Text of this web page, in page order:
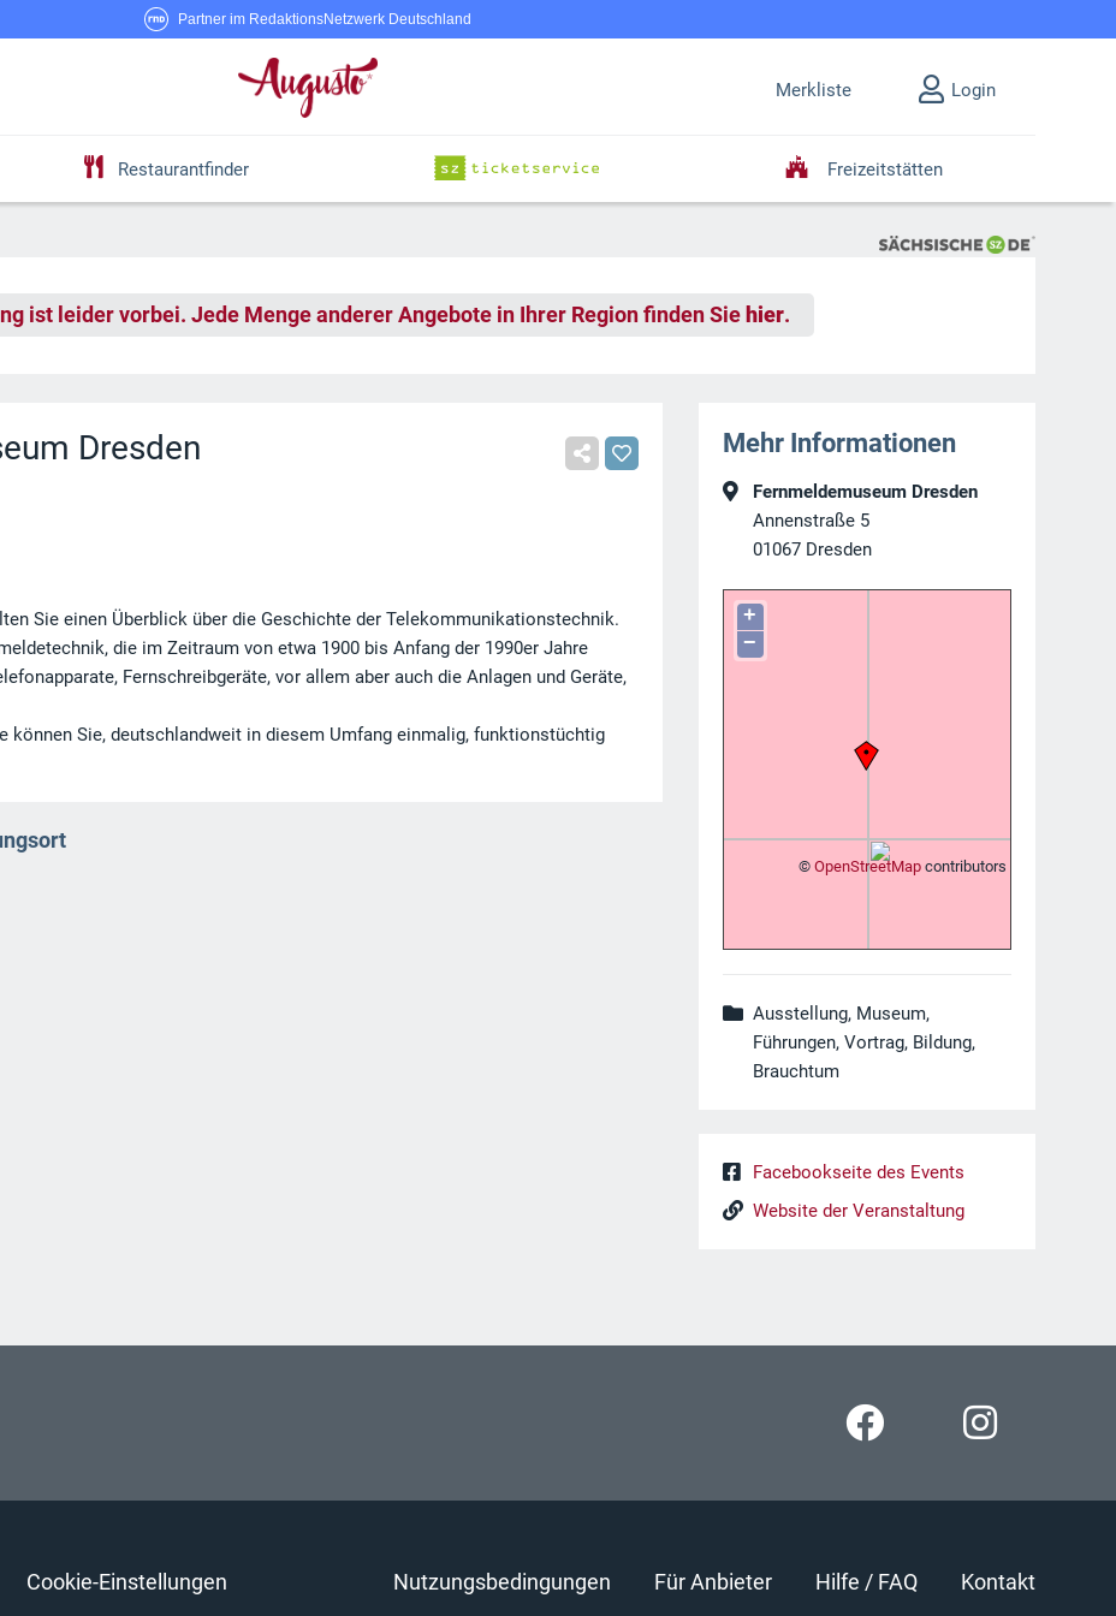
Partner im RedaktionsNetzwerk Deutschland
Merkliste Login
Restaurantfinder Freizeitstätten
ist leider vorbei. Jede Menge anderer Angebote in Ihrer Region finden Sie hier.
Dresden
Sie einen Überblick über die Geschichte der Telekommunikationstechnik.
die im Zeitraum von etwa 1900 bis Anfang der 1990er Jahre
Fernschreibgeräte, vor allem aber auch die Anlagen und Geräte,
können Sie, deutschlandweit in diesem Umfang einmalig, funktionstüchtig
Mehr Informationen
Fernmeldemuseum Dresden
Annenstraße 5
01067 Dresden
+
−
© OpenStreetMapcontributors
Ausstellung, Museum,
Führungen, Vortrag, Bildung,
Brauchtum
Facebookseite des Events
Website der Veranstaltung
Cookie-Einstellungen Nutzungsbedingungen Für Anbieter Hilfe / FAQ Kontakt